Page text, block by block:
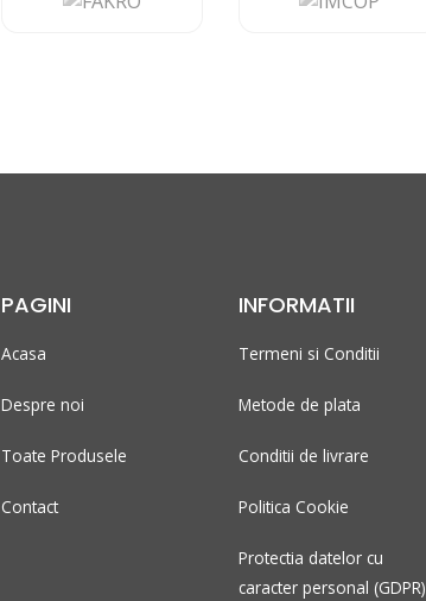
PAGINI
Acasa
Despre noi
Toate Produsele
Contact
INFORMATII
Termeni si Conditii
Metode de plata
Conditii de livrare
Politica Cookie
Protectia datelor cu
caracter personal (GDPR)